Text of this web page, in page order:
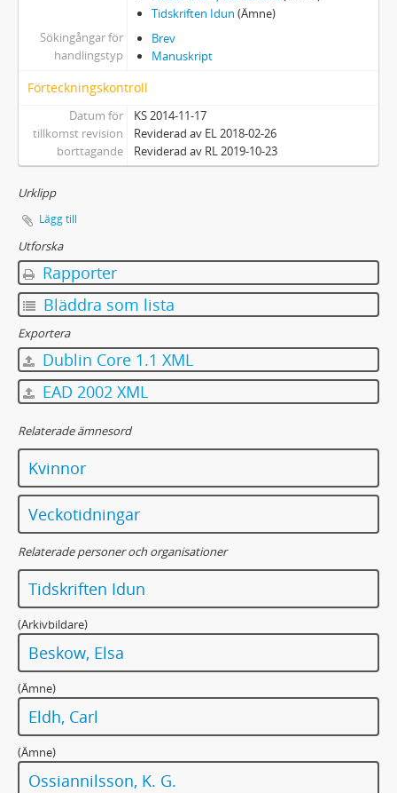
Tidskriften Idun (Ämne)
Sökingångar för
handlingstyp
Brev
Manuskript
Förteckningskontroll
Datum för
tillkomst revision
borttagande
KS 2014-11-17
Reviderad av EL 2018-02-26
Reviderad av RL 2019-10-23
Urklipp
Lägg till
Utforska
Rapporter
Bläddra som lista
Exportera
Dublin Core 1.1 XML
EAD 2002 XML
Relaterade ämnesord
Kvinnor
Veckotidningar
Relaterade personer och organisationer
Tidskriften Idun
(Arkivbildare)
Beskow, Elsa
(Ämne)
Eldh, Carl
(Ämne)
Ossiannilsson, K. G.